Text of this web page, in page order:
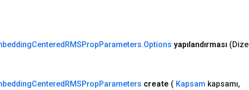
CenteredRMSPropParameters.Options yapılandırması (Dize
CenteredRMSPropParameters create ( Kapsam kapsamı,